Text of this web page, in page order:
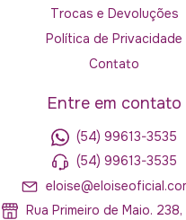
Trocas e Devoluções
Política de Privacidade
Contato
Entre em contato
(54) 99613-3535
(54) 99613-3535
Rua Primeiro de Maio.